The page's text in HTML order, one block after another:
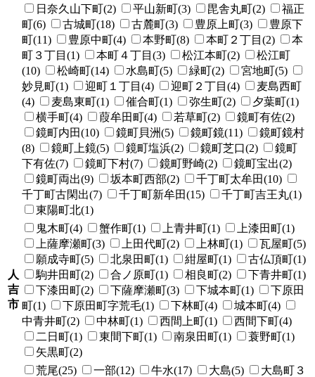
日奈久山下町(2)
平山新町(3) 毘舎丸町(2)
福正
町(6)
古城町(18) 古麓町(3) 豊原上町(3)
豊原下
町(11)
豊原中町(4) 本野町(8) 本町２丁目(2)
本
町３丁目(1)
本町４丁目(3) 松江本町(2)
松江町
(10)
松崎町(14) 水島町(5) 緑町(2)
宮地町(5)
妙見町(1)
迎町１丁目(4) 迎町２丁目(4)
麦島西町
(4)
麦島東町(1) 催合町(1) 弥生町(2)
夕葉町(1)
横手町(4)
葭牟田町(4) 若草町(2)
鏡町有佐(2)
鏡町内田(10)
鏡町貝洲(5) 鏡町鏡(11)
鏡町鏡村
(8)
鏡町上鏡(5) 鏡町塩浜(2) 鏡町芝口(2)
鏡町
下有佐(7)
鏡町下村(7) 鏡町野崎(2)
鏡町宝出(2)
鏡町両出(9)
坂本町西部(2)
千丁町太牟田(10)
千丁町古閑出(7)
千丁町新牟田(15)
千丁町吉王丸(1)
東陽町北(1)
人
吉
市
鬼木町(4) 蟹作町(1) 上青井町(1)
上漆田町(1)
上薩摩瀬町(3)
上田代町(2) 上林町(1)
瓦屋町(5)
願成寺町(5)
北泉田町(1) 紺屋町(1)
古仏頂町(1)
駒井田町(2)
合ノ原町(1) 相良町(2)
下青井町(1)
下漆田町(2)
下薩摩瀬町(3) 下城本町(1)
下原田
町(1)
下原田町字荒毛(1) 下林町(4)
城本町(4)
中青井町(2)
中林町(1) 西間上町(1)
西間下町(4)
二日町(1)
東間下町(1) 南泉田町(1)
蓑野町(1)
矢黒町(2)
荒尾(25) 一部(12) 牛水(17) 大島(5)
大島町３